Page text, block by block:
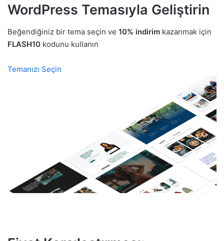
WordPress Temasıyla Geliştirin
Beğendiğiniz bir tema seçin ve 10% indirim kazanmak için
FLASH10 kodunu kullanın
Temanızı Seçin